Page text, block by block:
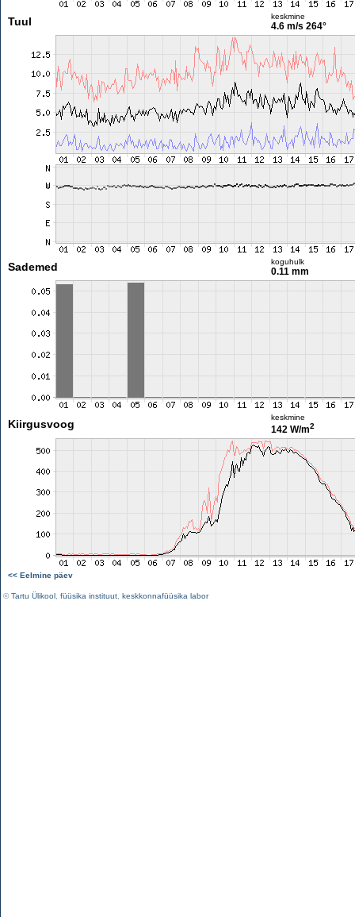
Tuul keskmine
4.6 m/s 264°
Sademed koguhulk
0.11 mm
Kiirgusvoog
keskmine
142 W/m2
<< Eelmine päev
©Tartu Ülikool füüsika instituut keskkonnafüüsika labor